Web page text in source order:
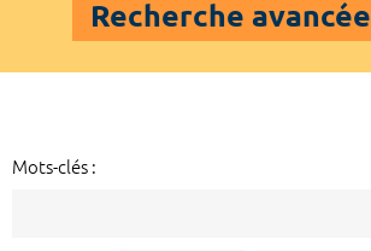
Recherche avancée
Mots-clés :